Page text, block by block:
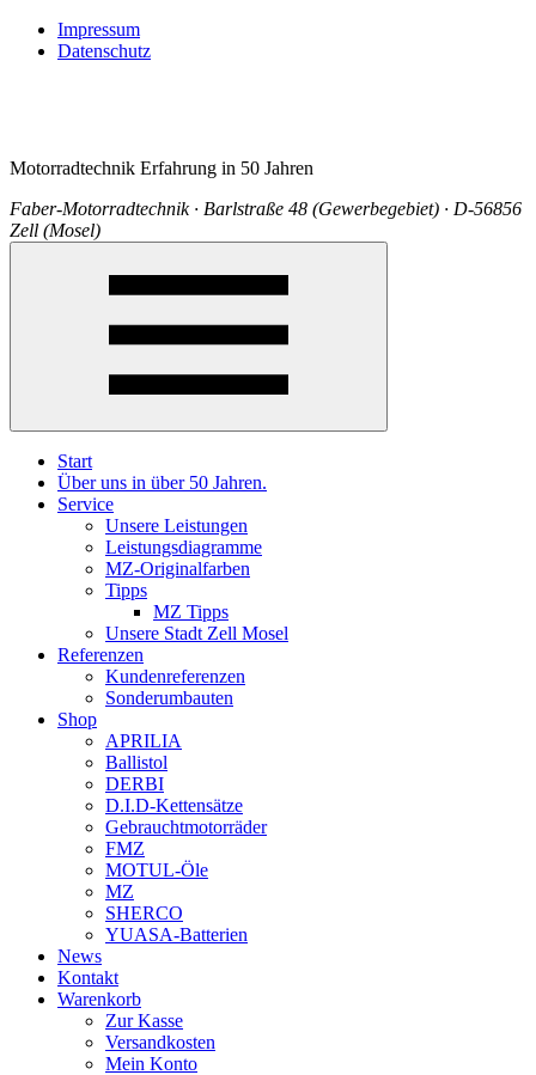
Impressum
Datenschutz
Motorradtechnik Erfahrung in 50 Jahren
Faber-Motorradtechnik · Barlstraße 48 (Gewerbegebiet) · D-56856
Zell (Mosel)
Start
Über uns in über 50 Jahren.
Service
Unsere Leistungen
Leistungsdiagramme
MZ-Originalfarben
Tipps
MZ Tipps
Unsere Stadt Zell Mosel
Referenzen
Kundenreferenzen
Sonderumbauten
Shop
APRILIA
Ballistol
DERBI
D.I.D-Kettensätze
Gebrauchtmotorräder
FMZ
MOTUL-Öle
MZ
SHERCO
YUASA-Batterien
News
Kontakt
Warenkorb
Zur Kasse
Versandkosten
Mein Konto